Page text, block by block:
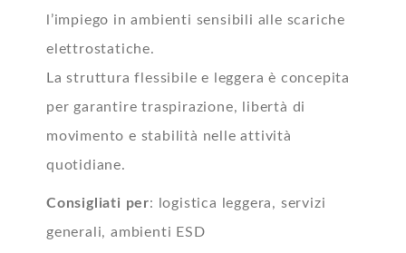
l’impiego in ambienti sensibili alle scariche
elettrostatiche.
La struttura flessibile e leggera è concepita
per garantire traspirazione, libertà di
movimento e stabilità nelle attività
quotidiane.
Consigliati per: logistica leggera, servizi
generali, ambienti ESD